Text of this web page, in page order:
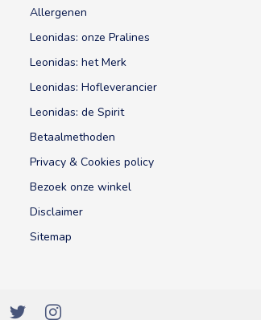
Allergenen
Leonidas: onze Pralines
Leonidas: het Merk
Leonidas: Hofleverancier
Leonidas: de Spirit
Betaalmethoden
Privacy & Cookies policy
Bezoek onze winkel
Disclaimer
Sitemap